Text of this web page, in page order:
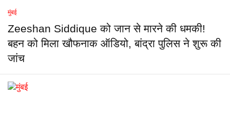
मुंबई
Zeeshan Siddique को जान से मारने की धमकी!
बहन को मिला खौफनाक ऑडियो, बांद्रा पुलिस ने शुरू की
जांच